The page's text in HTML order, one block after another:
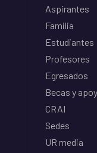
Aspirantes
Familia
Estudiantes
Profesores
Egresados
Becas y
CRAI
Sedes
UR media